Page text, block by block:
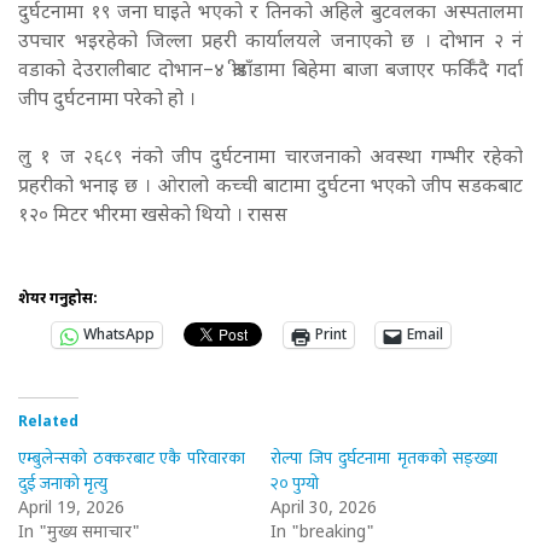
दुर्घटनामा १९ जना घाइते भएको र तिनको अहिले बुटवलका अस्पतालमा
उपचार भइरहेको जिल्ला प्रहरी कार्यालयले जनाएको छ । दोभान २ नं
वडाको देउरालीबाट दोभान–४ श्रीडाँडामा बिहेमा बाजा बजाएर फर्किँदै गर्दा
जीप दुर्घटनामा परेको हो ।
लु १ ज २६८९ नंको जीप दुर्घटनामा चारजनाको अवस्था गम्भीर रहेको
प्रहरीको भनाइ छ । ओरालो कच्ची बाटामा दुर्घटना भएको जीप सडकबाट
१२० मिटर भीरमा खसेको थियो । रासस
शेयर गर्नुहोस:
WhatsApp
Print Email
Related
एम्बुलेन्सको ठक्करबाट एकै परिवारका
दुई जनाको मृत्यु
April 19, 2026
In "मुख्य समाचार"
रोल्पा जिप दुर्घटनामा मृतकको सङ्ख्या
२० पुग्यो
April 30, 2026
In "breaking"